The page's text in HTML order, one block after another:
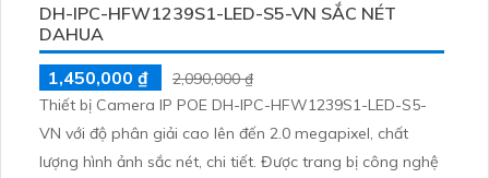
DH-IPC-HFW1239S1-LED-S5-VN SẮC NÉT
DAHUA
1,450,000 ₫
2,090,000 ₫
Thiết bị Camera IP POE DH-IPC-HFW1239S1-LED-S5-
VN với độ phân giải cao lên đến 2.0 megapixel, chất
lượng hình ảnh sắc nét, chi tiết. Được trang bị công nghệ